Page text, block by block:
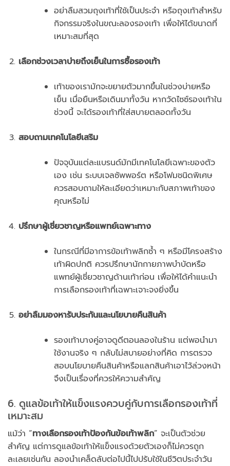
อย่าลืมสวมถุงเท้าที่ใช้เป็นประจำ หรือถุงเท้าสำหรับ
กิจกรรมจริงในขณะลองรองเท้า เพื่อให้ได้ขนาดที่
เหมาะสมที่สุด
เลือกช่วงเวลาบ่ายถึงเย็นในการซื้อรองเท้า
เท้าของเรามักจะขยายตัวมากขึ้นในช่วงบ่ายหรือ
เย็น เมื่อยืนหรือเดินมาทั้งวัน หากวัดไซซ์รองเท้าใน
ช่วงนี้ จะได้รองเท้าที่ใส่สบายตลอดทั้งวัน
สอบถามเทคโนโลยีเสริม
ปัจจุบันแต่ละแบรนด์มักมีเทคโนโลยีเฉพาะของตัว
เอง เช่น ระบบเจลซัพพอร์ต หรือโฟมชนิดพิเศษ
ควรสอบถามให้ละเอียดว่าเหมาะกับสภาพเท้าของ
คุณหรือไม่
ปรึกษาผู้เชี่ยวชาญหรือแพทย์เฉพาะทาง
ในกรณีที่มีอาการข้อเท้าพลิกซ้ำ ๆ หรือมีโครงสร้าง
เท้าผิดปกติ ควรปรึกษานักกายภาพบำบัดหรือ
แพทย์ผู้เชี่ยวชาญด้านเท้าก่อน เพื่อให้ได้คำแนะนำ
การเลือกรองเท้าที่เฉพาะเจาะจงยิ่งขึ้น
อย่าลืมมองหารับประกันและนโยบายคืนสินค้า
รองเท้าบางคู่อาจดูดีตอนลองในร้าน แต่พอนำมา
ใช้งานจริง ๆ กลับไม่สบายอย่างที่คิด การตรวจ
สอบนโยบายคืนสินค้าหรือแลกสินค้าเอาไว้ล่วงหน้า
จึงเป็นเรื่องที่ควรให้ความสำคัญ
6. ดูแลข้อเท้าให้แข็งแรงควบคู่กับการเลือกรองเท้าที่
เหมาะสม
แม้ว่า “ทางเลือกรองเท้าป้องกันข้อเท้าพลิก” จะเป็นตัวช่วย
สำคัญ แต่การดูแลข้อเท้าให้แข็งแรงด้วยตัวเองก็ไม่ควรถูก
ละเลยเช่นกัน ลองนำเคล็ดลับต่อไปนี้ไปปรับใช้ในชีวิตประจำวัน